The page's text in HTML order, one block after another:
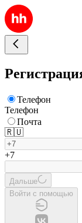
Телефон
Телефон
Почта
🇷🇺
+7
Дальше
Войти с помощью